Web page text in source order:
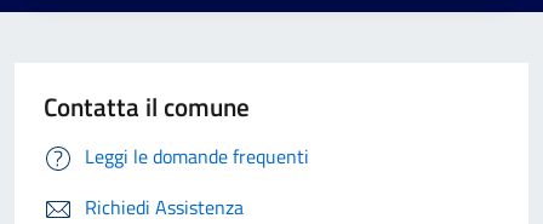
Contatta il comune
Leggi le domande frequenti
Richiedi Assistenza